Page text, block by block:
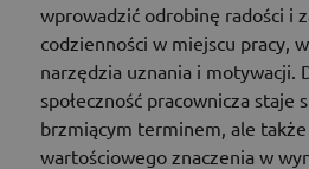
wprowadzić odrobinę radości i
codzienności w miejscu pracy,
narzędzia uznania i motywacji.
społeczność pracownicza staje
brzmiącym terminem, ale
wartościowego znaczenia w